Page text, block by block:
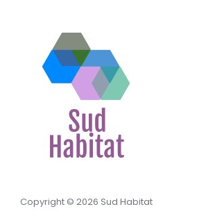
Copyright © 2026 Sud Habitat